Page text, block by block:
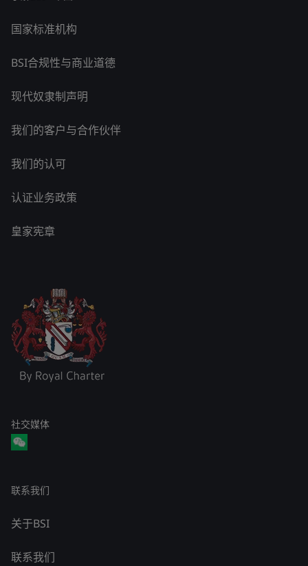
国家标准机构
BSI合规性与商业道德
现代奴隶制声明
我们的客户与合作伙伴
我们的认可
认证业务政策
皇家宪章
社交媒体
联系我们
关于BSI
联系我们